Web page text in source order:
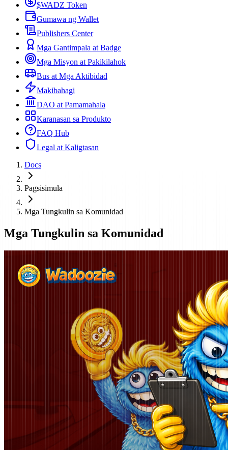
$WADZ Token
Gumawa ng Wallet
Publishers Center
Mga Gantimpala at Badge
Mga Misyon at Pakikilahok
Bus at Mga Aktibidad
Makibahagi
DAO at Pamamahala
Karanasan sa Produkto
FAQ Hub
Legal at Kaligtasan
Docs
Pagsisimula
Mga Tungkulin sa Komunidad
Mga Tungkulin sa Komunidad